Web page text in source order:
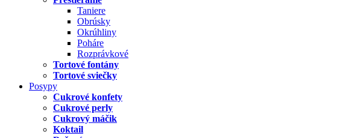
Taniere
Obrúsky
Okrúhliny
Poháre
Rozprávkové
Tortové fontány
Tortové sviečky
Posypy
Cukrové konfety
Cukrové perly
Cukrový máčik
Koktail